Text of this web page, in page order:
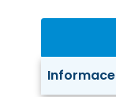
Informace